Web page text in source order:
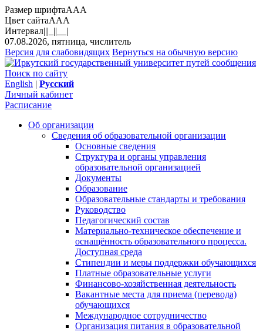
Размер шрифтаAAA
Цвет сайтаAAA
Интервал|||_||__|
07.08.2026, пятница, числитель
Версия для слабовидящих Вернуться на обычную версию
Поиск по сайту
English | Русский
Личный кабинет
Расписание
Об организации
Сведения об образовательной организации
Основные сведения
Структура и органы управления
образовательной организацией
Документы
Образование
Образовательные стандарты и требования
Руководство
Педагогический состав
Материально-техническое обеспечение и
оснащённость образовательного процесса.
Доступная среда
Стипендии и меры поддержки обучающихся
Платные образовательные услуги
Финансово-хозяйственная деятельность
Вакантные места для приема (перевода)
обучающихся
Международное сотрудничество
Организация питания в образовательной